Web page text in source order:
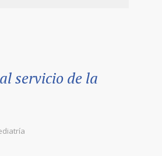
servicio de la